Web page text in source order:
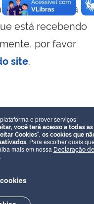
visualizar essa
está recebendo
por favor
site.
e prover serviços
você terá acesso a todas as
Cookies", os cookies que
Para escolher quais
mais em nossa Declaração de